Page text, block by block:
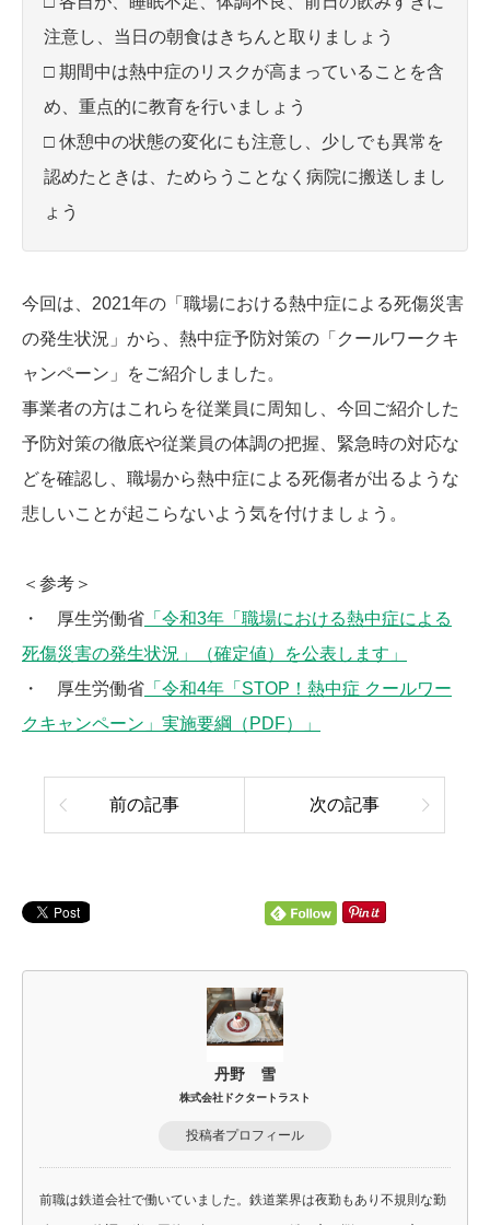
注意し、当日の朝食はきちんと取りましょう
□ 期間中は熱中症のリスクが高まっていることを含
め、重点的に教育を行いましょう
□ 休憩中の状態の変化にも注意し、少しでも異常を
認めたときは、ためらうことなく病院に搬送しまし
ょう
今回は、2021年の「職場における熱中症による死傷災害
の発生状況」から、熱中症予防対策の「クールワークキ
ャンペーン」をご紹介しました。
事業者の方はこれらを従業員に周知し、今回ご紹介した
予防対策の徹底や従業員の体調の把握、緊急時の対応な
どを確認し、職場から熱中症による死傷者が出るような
悲しいことが起こらないよう気を付けましょう。
＜参考＞
・ 厚生労働省 「令和3年「職場における熱中症による
死傷災害の発生状況」（確定値）を公表します」
・ 厚生労働省 「令和4年「STOP！熱中症 クールワー
クキャンペーン」実施要綱（PDF）」
前の記事 次の記事
丹野 雪
株式会社ドクタートラスト
投稿者プロフィール
前職は鉄道会社で働いていました。鉄道業界は夜勤もあり不規則な勤